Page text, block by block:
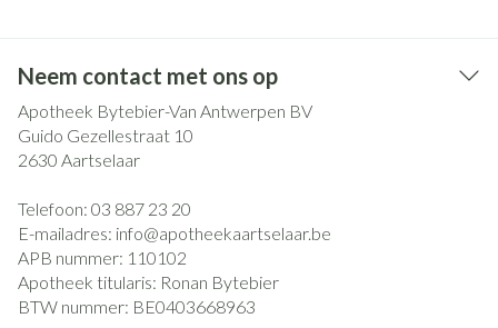
Neem contact met ons op
Apotheek Bytebier-Van Antwerpen BV
Guido Gezellestraat 10
2630 Aartselaar
Telefoon: 03 887 23 20
E-mailadres: info@apotheekaartselaar.be
APB nummer: 110102
Apotheek titularis: Ronan Bytebier
BTW nummer: BE0403668963